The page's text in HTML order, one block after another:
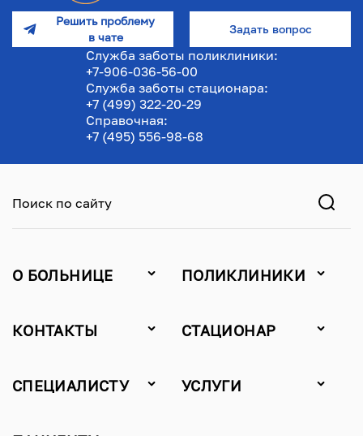
Решить проблему
в чате
Задать вопрос
Служба заботы поликлиники:
+7-906-036-56-00
Служба заботы стационара:
+7 (499) 322-20-29
Справочная:
+7 (495) 556-98-68
Поиск по сайту
О БОЛЬНИЦЕ ПОЛИКЛИНИКИ
КОНТАКТЫ СТАЦИОНАР
СПЕЦИАЛИСТУ УСЛУГИ